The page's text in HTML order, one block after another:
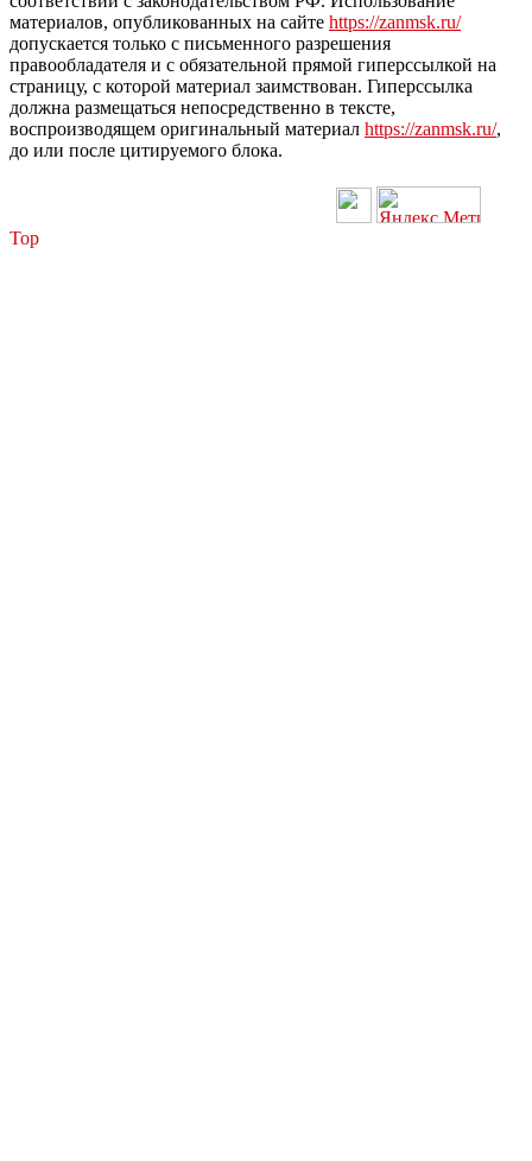
материалов, опубликованных на сайте https://zanmsk.ru/
допускается только с письменного разрешения
правообладателя и с обязательной прямой гиперссылкой на
страницу, с которой материал заимствован. Гиперссылка
должна размещаться непосредственно в тексте,
воспроизводящем оригинальный материал https://zanmsk.ru/,
до или после цитируемого блока.
Top